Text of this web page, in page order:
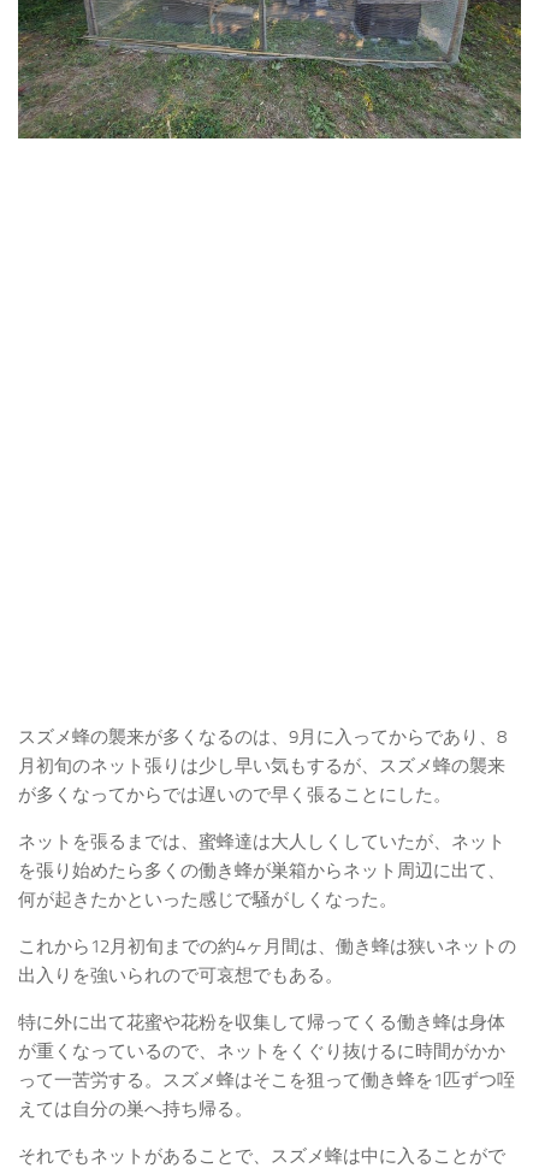
スズメ蜂の襲来が多くなるのは、9月に入ってからであり、8
月初旬のネット張りは少し早い気もするが、スズメ蜂の襲来
が多くなってからでは遅いので早く張ることにした。
ネットを張るまでは、蜜蜂達は大人しくしていたが、ネット
を張り始めたら多くの働き蜂が巣箱からネット周辺に出て、
何が起きたかといった感じで騒がしくなった。
これから12月初旬までの約4ヶ月間は、働き蜂は狭いネットの
出入りを強いられので可哀想でもある。
特に外に出て花蜜や花粉を収集して帰ってくる働き蜂は身体
が重くなっているので、ネットをくぐり抜けるに時間がかか
って一苦労する。スズメ蜂はそこを狙って働き蜂を1匹ずつ咥
えては自分の巣へ持ち帰る。
それでもネットがあることで、スズメ蜂は中に入ることがで